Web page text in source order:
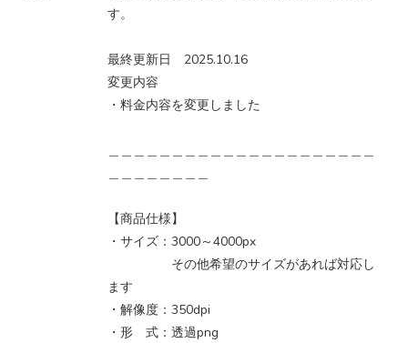
す。
最終更新日 2025.10.16
変更内容
・料金内容を変更しました
【商品仕様】
・サイズ：3000～4000px
その他希望のサイズがあれば対応し
ます
・解像度：350dpi
・形 式：透過png